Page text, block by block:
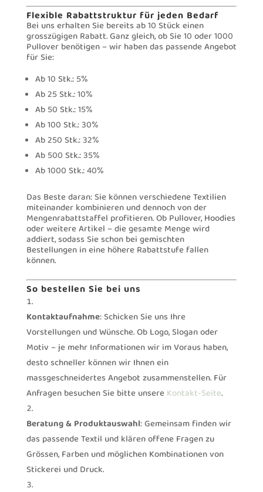
Flexible Rabattstruktur für jeden Bedarf
Bei uns erhalten Sie bereits ab 10 Stück einen
grosszügigen Rabatt. Ganz gleich, ob Sie 10 oder 1000
Pullover benötigen – wir haben das passende Angebot
für Sie:
Ab 10 Stk.: 5%
Ab 25 Stk.: 10%
Ab 50 Stk.: 15%
Ab 100 Stk.: 30%
Ab 250 Stk.: 32%
Ab 500 Stk.: 35%
Ab 1000 Stk.: 40%
Das Beste daran: Sie können verschiedene Textilien
miteinander kombinieren und dennoch von der
Mengenrabattstaffel profitieren. Ob Pullover, Hoodies
oder weitere Artikel – die gesamte Menge wird
addiert, sodass Sie schon bei gemischten
Bestellungen in eine höhere Rabattstufe fallen
können.
So bestellen Sie bei uns
Kontaktaufnahme: Schicken Sie uns Ihre
Vorstellungen und Wünsche. Ob Logo, Slogan oder
Motiv – je mehr Informationen wir im Voraus haben,
desto schneller können wir Ihnen ein
massgeschneidertes Angebot zusammenstellen. Für
Anfragen besuchen Sie bitte unsereKontakt-Seite.
Beratung & Produktauswahl: Gemeinsam finden wir
das passende Textil und klären offene Fragen zu
Grössen, Farben und möglichen Kombinationen von
Stickerei und Druck.